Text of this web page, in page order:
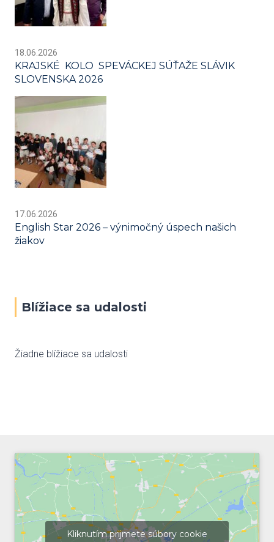
18.06.2026
KRAJSKÉ KOLO SPEVÁCKEJ SÚŤAŽE SLÁVIK
SLOVENSKA 2026
17.06.2026
English Star 2026 – výnimočný úspech našich
žiakov
Blížiace sa udalosti
Žiadne blížiace sa udalosti
Kliknutím prijmete súbory cookie